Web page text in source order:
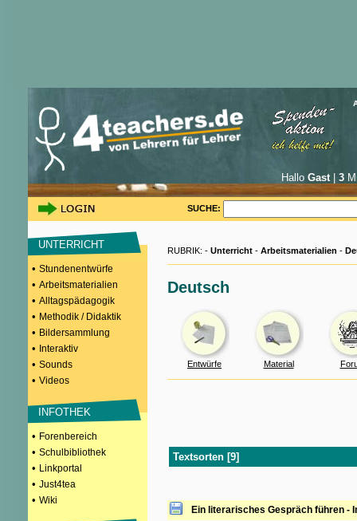
Hallo Gast| 3
SUCHE:
UNTERRICHT
• Stundenentwürfe
• Arbeitsmaterialien
• Alltagspädagogik
• Methodik / Didaktik
• Bildersammlung
• Interaktiv
• Sounds
• Videos
INFOTHEK
• Forenbereich
• Schulbibliothek
• Linkportal
• Just4tea
• Wiki
RUBRIK: - Unterricht - Arbeitsmaterialien -
Deutsch
Entwürfe Material
Textsorten [9]
Ein literarisches Gespräch führen -